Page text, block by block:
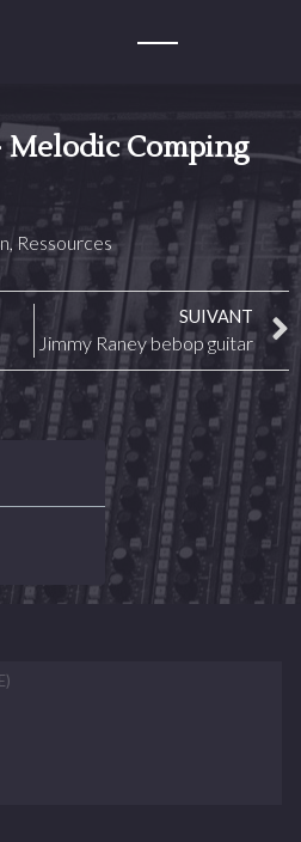
Melodic Comping
, Ressources
SUIVANT
Jimmy Raney bebop guitar